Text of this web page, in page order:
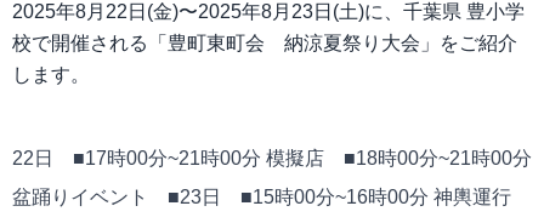
2025年8月22日(金)〜2025年8月23日(土)に、千葉県 豊小学
校で開催される「豊町東町会 納涼夏祭り大会」をご紹介
します。
22日 ■17時00分~21時00分 模擬店 ■18時00分~21時00分
盆踊りイベント ■23日 ■15時00分~16時00分 神輿運行